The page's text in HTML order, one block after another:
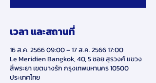
เวลา และสถานที่
16 ส.ค. 2566 09:00 – 17 ส.ค. 2566 17:00
Le Meridien Bangkok, 40, 5 ซอย สุรวงศ์ แขวง
สี่พระยา เขตบางรัก กรุงเทพมหานคร 10500
ประเทศไทย